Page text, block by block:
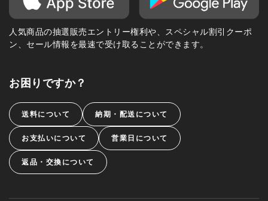
人気商品の抽選販売エントリー権利や、スペシャル割引クーポ
ン、セール情報を最速で受け取ることができます。
お困りですか？
送料について 納期・配送について
お支払いについて 営業日について
返品・交換について